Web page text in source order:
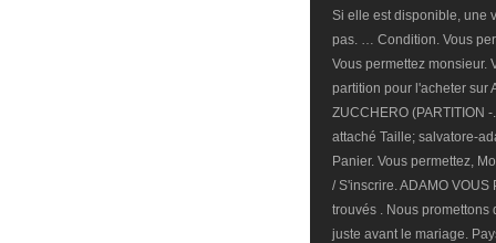
Si elle est disponible, une
pas. … Condition. Vous
Vous permettez monsieur.
partition pour l'acheter sur
ZUCCHERO (PARTITION
attaché Taille; salvatore-
Panier. Vous permettez,
/ S'inscrire. ADAMO
trouvés . Nous promettons
juste avant le mariage.